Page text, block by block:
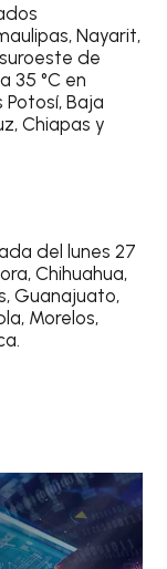
Nayarit,
de
35 °C en
Potosí, Baja
Chiapas y
del lunes 27
Chihuahua,
Guanajuato,
Morelos,